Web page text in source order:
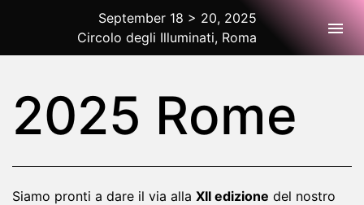
2025 Rome
September 18 > 20, 2025
Circolo degli Illuminati, Roma
2025 Rome
Siamo pronti a dare il via alla XII edizione del nostro